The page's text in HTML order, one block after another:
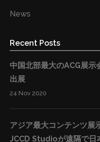
来のエージェントモデル
なモデルを構築 今回の
は日本側版権者（例えば
イセンスを転売したり、
News
Recent Posts
中国北部最大のACG展示
出展
24 Nov 2020
アジア最大コンテンツ展
JCCD Studioが遠隔で日